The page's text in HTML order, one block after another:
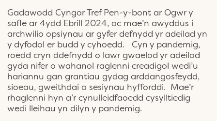
Gadawodd Cyngor Tref Pen-y-bont ar Ogwr y
safle ar 4ydd Ebrill 2024, ac mae’n awyddus i
archwilio opsiynau ar gyfer defnydd yr adeilad yn
y dyfodol er budd y cyhoedd. Cyn y pandemig,
roedd cryn ddefnydd o lawr gwaelod yr adeilad
gyda nifer o wahanol raglenni creadigol wedi’u
hariannu gan grantiau gydag arddangosfeydd,
sioeau, gweithdai a sesiynau hyfforddi. Mae’r
rhaglenni hyn a’r cynulleidfaoedd cysylltiedig
wedi lleihau yn dilyn y pandemig.